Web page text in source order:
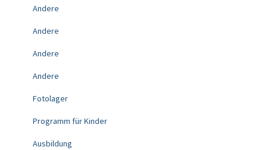
Andere
Andere
Andere
Andere
Fotolager
Programm für Kinder
Ausbildung